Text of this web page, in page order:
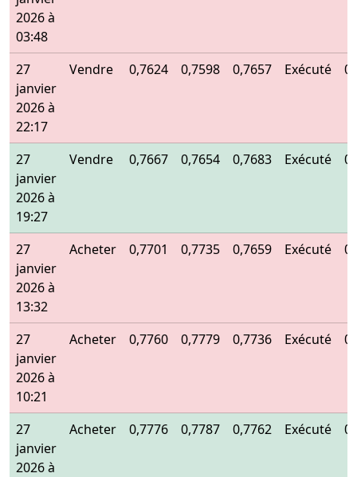
2026 à
03:48
27
janvier
2026 à
22:17
Vendre 0,7624 0,7598 0,7657 Exécuté
27
janvier
2026 à
19:27
Vendre 0,7667 0,7654 0,7683 Exécuté
27
janvier
2026 à
13:32
Acheter 0,7701 0,7735 0,7659 Exécuté
27
janvier
2026 à
10:21
Acheter 0,7760 0,7779 0,7736 Exécuté
27
janvier
2026 à
Acheter 0,7776 0,7787 0,7762 Exécuté